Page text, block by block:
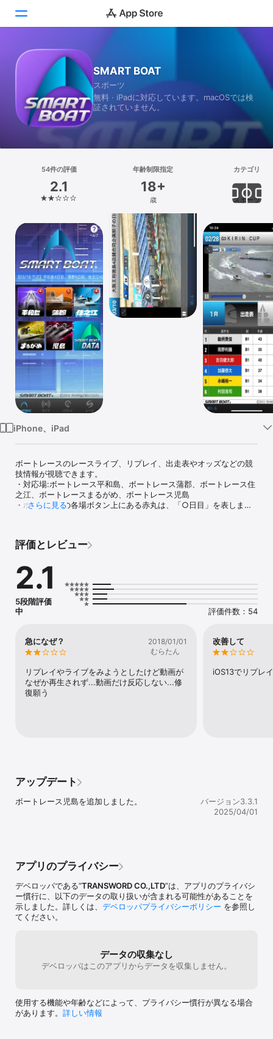
Today
ゲーム
アプリ
検索
プラットフォーム
iPhone
iPad
Mac
Vision
Watch
TV
SMART BOAT
スポーツ
無料 · iPadに対応しています。macOSでは検
証されていません。
54件の評価
2.1
年齢制限指定
18+
歳
カテゴリ
スポーツ
iPhone、iPad
ボートレースのレースライブ、リプレイ、出走表やオッズなどの競
技情報が視聴できます。
・対応場:ボートレース平和島、ボートレース蒲郡、ボートレース住
之江、ボートレースまるがめ、ボートレース児島
・ホーム画面の各場ボタン上にある赤丸は、「○日目」を表しま
示します。
ます。
・レースリプレイは直近1節、グレードレース優勝戦リプレイは直近
1年のG3以上の優勝戦リプレイがご覧いただけます。
・出走表の勝率は直近6カ月、モーター2連率の単位は%です。
・直前情報の選手体重は当日の体重です。
iOS16.0以上
※ただし、機種によっては正常にご利用いただけない場合がありま
【ご注意】
・ご利用の端末の通信状態、また、エリアによって動画配信および
・掲載しております情報については更新が遅れる場合があります。
・利用者の承諾なしにサービスの変更を行う場合があります。
・ご利用の端末とデベロッパーのサーバー間で、利用者の都度承諾
を得ることなく何らかの通信を行うことがあります。その場合に発
ステム保守が必要であるとき、またその他サービスの提供上、一時
止することがあります。
【デベロッパー】
株式会社トランスワード
さらに見る
評価とレビュー
2.1
5段階評価
中
評価件数：54
急になぜ？
2018/01/01
むらたん
リプレイやライブをみようとしたけど動画が
なぜか再生されず...動画だけ反応しない...修
復願う
改善して
iOS13でリプレ
アップデート
ボートレース児島を追加しました。
バージョン3.3.1
2025/04/01
アプリのプライバシー
デベロッパである“TRANSWORD CO.,LTD”は、アプリのプライバシ
ー慣行に、以下のデータの取り扱いが含まれる可能性があることを
示しました。詳しくは、 デベロッパプライバシーポリシー を参照し
てください。
データの収集なし
デベロッパはこのアプリからデータを収集しません。
使用する機能や年齢などによって、プライバシー慣行が異なる場合
があります。 詳しい情報